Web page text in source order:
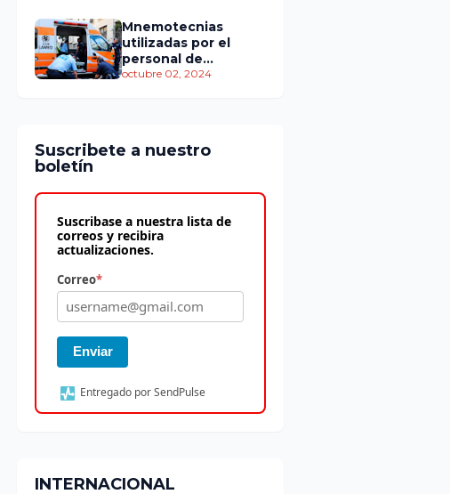
Mnemotecnias
utilizadas por el
personal de
atención
octubre 02, 2024
Suscribete a nuestro
boletín
Suscribase a nuestra lista de
correos y recibira
actualizaciones.
Correo*
Enviar
Entregado por SendPulse
INTERNACIONAL